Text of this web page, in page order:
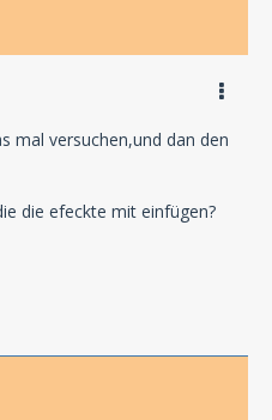
da passieren soll.
Regen
mal versuchen,und dan den
die efeckte mit einfügen?